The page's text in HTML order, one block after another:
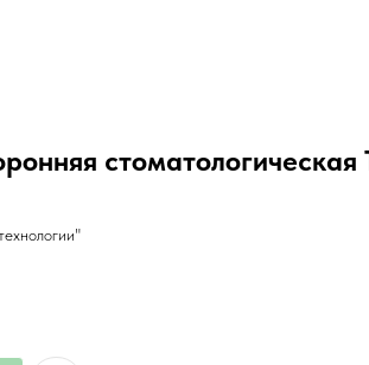
стоматологическая